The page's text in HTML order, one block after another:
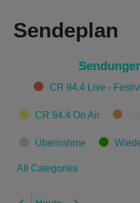
Sendeplan
CategoriesCR 94.4 Live -
CR 94.4 On Air
Übernahme
All Categories